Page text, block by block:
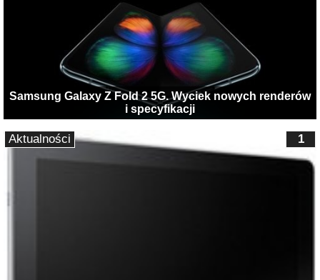
Samsung Galaxy Z Fold 2 5G. Wyciek nowych renderów
i specyfikacji
1
Aktualności